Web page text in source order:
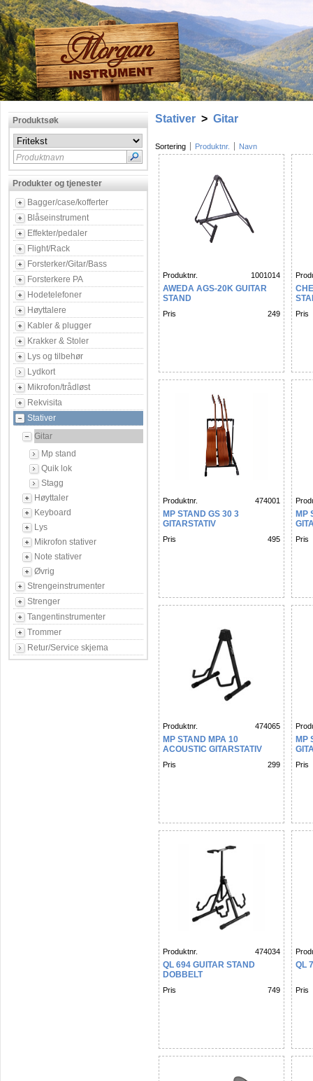
Produktsøk
Produktnavn
Produkter og tjenester
Bagger/case/kofferter
Blåseinstrument
Effekter/pedaler
Flight/Rack
Forsterker/Gitar/Bass
Forsterkere PA
Hodetelefoner
Høyttalere
Kabler & plugger
Krakker & Stoler
Lys og tilbehør
Lydkort
Mikrofon/trådløst
Rekvisita
Stativer
Gitar
Mp stand
Quik lok
Stagg
Høyttaler
Keyboard
Lys
Mikrofon stativer
Note stativer
Øvrig
Strengeinstrumenter
Strenger
Tangentinstrumenter
Trommer
Retur/Service skjema
Stativer > Gitar
Sortering Produktnr. Navn
Produktnr. 1001014
AWEDA AGS-20K GUITAR
STAND
Pris 249 Pris
Produktnr. 474001
MP STAND GS 30 3
GITARSTATIV
Pris 495
MP
Pris
Produktnr. 474065
MP STAND MPA 10
ACOUSTIC GITARSTATIV
Pris 299
MP
Pris
Produktnr. 474034
QL 694 GUITAR STAND
DOBBELT
Pris 749
QL
Pris